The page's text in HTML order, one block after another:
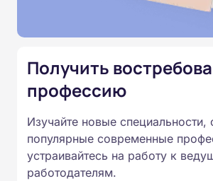
Подготовка ведется по
России от 14.07.2023 N
соответствии с
образовательными
профессионального
Удостоверения и дипломы
Получить
профессию
Изучайте новые специальности,
популярные современные
устраивайтесь на работу к
работодателям.